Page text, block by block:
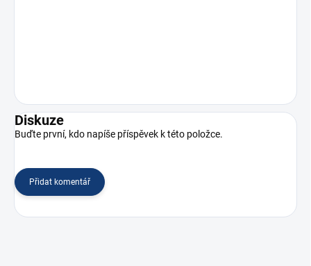
Diskuze
Buďte první, kdo napíše příspěvek k této položce.
Přidat komentář